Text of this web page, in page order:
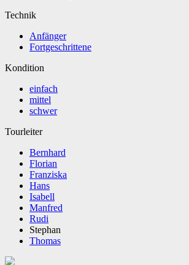
Technik
Anfänger
Fortgeschrittene
Kondition
einfach
mittel
schwer
Tourleiter
Bernhard
Florian
Franziska
Hans
Isabell
Manfred
Rudi
Stephan
Thomas